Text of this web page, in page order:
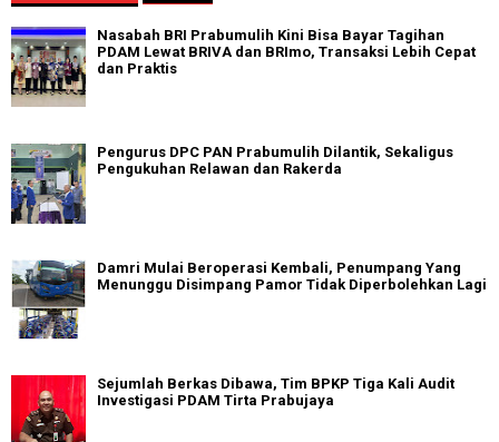
Nasabah BRI Prabumulih Kini Bisa Bayar Tagihan
PDAM Lewat BRIVA dan BRImo, Transaksi Lebih Cepat
dan Praktis
Pengurus DPC PAN Prabumulih Dilantik, Sekaligus
Pengukuhan Relawan dan Rakerda
Damri Mulai Beroperasi Kembali, Penumpang Yang
Menunggu Disimpang Pamor Tidak Diperbolehkan Lagi
Sejumlah Berkas Dibawa, Tim BPKP Tiga Kali Audit
Investigasi PDAM Tirta Prabujaya